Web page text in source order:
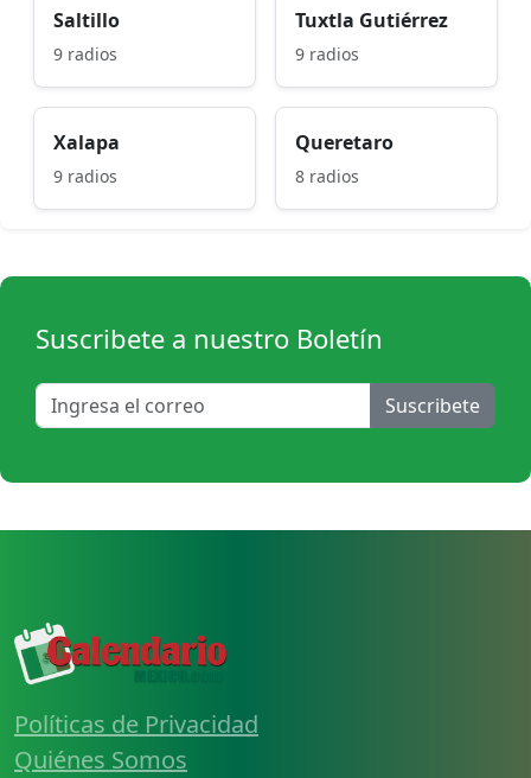
Saltillo
9 radios
Tuxtla Gutiérrez
9 radios
Xalapa
9 radios
Queretaro
8 radios
Suscribete a nuestro Boletín
Suscribete
Políticas de Privacidad
Quiénes Somos